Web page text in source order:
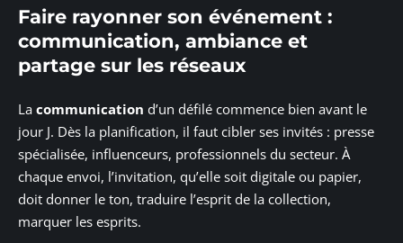
Faire rayonner son événement :
communication, ambiance et
partage sur les réseaux
La communication d’un défilé commence bien avant le
jour J. Dès la planification, il faut cibler ses invités : presse
spécialisée, influenceurs, professionnels du secteur. À
chaque envoi, l’invitation, qu’elle soit digitale ou papier,
doit donner le ton, traduire l’esprit de la collection,
marquer les esprits.